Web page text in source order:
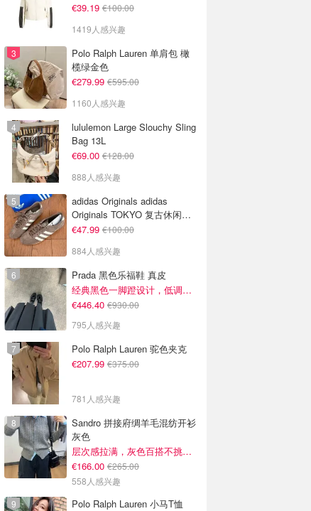
€39.19 €100.00
1419人感兴趣
Polo Ralph Lauren 单肩包 橄
榄绿金色
€279.99 €595.00
1160人感兴趣
lululemon Large Slouchy Sling
Bag 13L
€69.00 €128.00
888人感兴趣
adidas Originals adidas
Originals TOKYO 复古休闲鞋
深棕色
€47.99 €100.00
884人感兴趣
Prada 黑色乐福鞋 真皮
经典黑色一脚蹬设计，低调百搭又高级
€446.40 €930.00
795人感兴趣
Polo Ralph Lauren 驼色夹克
€207.99 €375.00
781人感兴趣
Sandro 拼接府绸羊毛混纺开衫
灰色
层次感拉满，灰色百搭不挑人~
€166.00 €265.00
558人感兴趣
Polo Ralph Lauren 小马T恤